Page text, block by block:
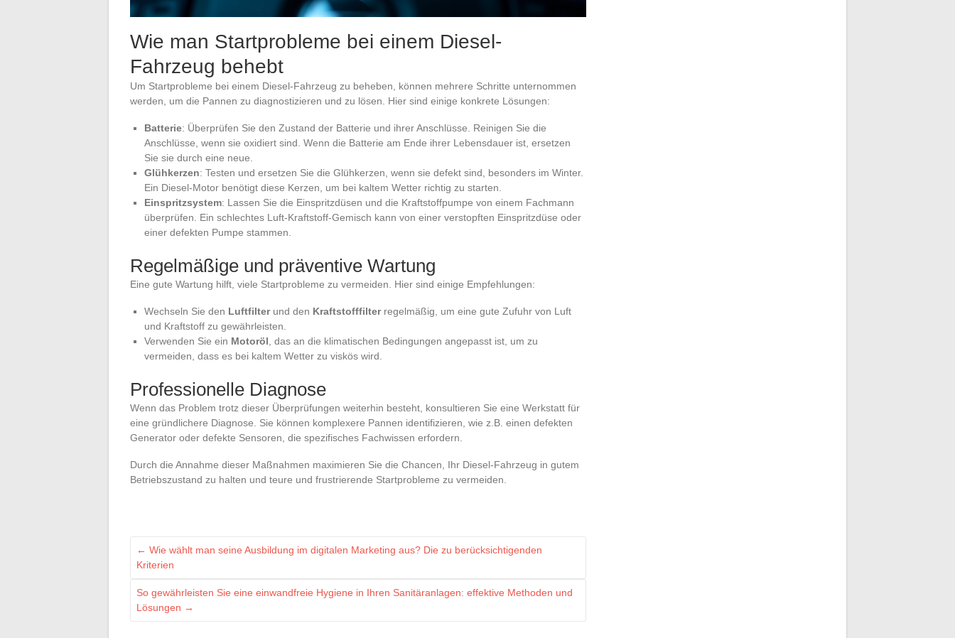
Wie man Startprobleme bei einem Diesel-
Fahrzeug behebt
Um Startprobleme bei einem Diesel-Fahrzeug zu beheben, können mehrere Schritte unternommen
werden, um die Pannen zu diagnostizieren und zu lösen. Hier sind einige konkrete Lösungen:
Batterie: Überprüfen Sie den Zustand der Batterie und ihrer Anschlüsse. Reinigen Sie die
Anschlüsse, wenn sie oxidiert sind. Wenn die Batterie am Ende ihrer Lebensdauer ist, ersetzen
Sie sie durch eine neue.
Glühkerzen: Testen und ersetzen Sie die Glühkerzen, wenn sie defekt sind, besonders im Winter.
Ein Diesel-Motor benötigt diese Kerzen, um bei kaltem Wetter richtig zu starten.
Einspritzsystem: Lassen Sie die Einspritzdüsen und die Kraftstoffpumpe von einem Fachmann
überprüfen. Ein schlechtes Luft-Kraftstoff-Gemisch kann von einer verstopften Einspritzdüse oder
einer defekten Pumpe stammen.
Regelmäßige und präventive Wartung
Eine gute Wartung hilft, viele Startprobleme zu vermeiden. Hier sind einige Empfehlungen:
Wechseln Sie den Luftfilterund den Kraftstofffilterregelmäßig, um eine gute Zufuhr von Luft
und Kraftstoff zu gewährleisten.
Verwenden Sie ein Motoröl , das an die klimatischen Bedingungen angepasst ist, um zu
vermeiden, dass es bei kaltem Wetter zu viskös wird.
Professionelle Diagnose
Wenn das Problem trotz dieser Überprüfungen weiterhin besteht, konsultieren Sie eine Werkstatt für
eine gründlichere Diagnose. Sie können komplexere Pannen identifizieren, wie z.B. einen defekten
Generator oder defekte Sensoren, die spezifisches Fachwissen erfordern.
Durch die Annahme dieser Maßnahmen maximieren Sie die Chancen, Ihr Diesel-Fahrzeug in gutem
Betriebszustand zu halten und teure und frustrierende Startprobleme zu vermeiden.
← Wie wählt man seine Ausbildung im digitalen Marketing aus? Die zu berücksichtigenden
Kriterien
So gewährleisten Sie eine einwandfreie Hygiene in Ihren Sanitäranlagen: effektive Methoden und
Lösungen →